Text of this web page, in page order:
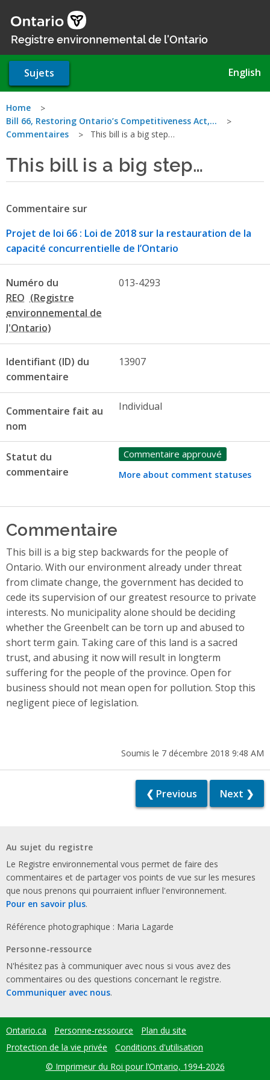
au
contenu
Registre environnemental de l'Ontario
Sujets English
Vous
êtes
ici
Home
Bill 66, Restoring Ontario’s Competitiveness Act,…
Commentaires
This bill is a big step…
This bill is a big step…
Commentaire sur
Projet de loi 66 : Loi de 2018 sur la restauration de la
capacité concurrentielle de l’Ontario
Numéro du
REO
013-4293
Identifiant (ID) du
commentaire
13907
Commentaire fait au
nom
Individual
Statut du
commentaire
Commentaire approuvé
More about comment statuses
Commentaire
This bill is a big step backwards for the people of
Ontario. With our environment already under threat
from climate change, the government has decided to
cede its supervision of our greatest resource to private
interests. No municipality alone should be deciding
whether the Greenbelt can be torn up and abused to
short term gain. Taking care of this land is a sacred
trust, and abusing it now will result in longterm
suffering for the people of the province. Open for
business should not mean open for pollution. Stop this
negligent piece of legislation.
Soumis le 7 décembre 2018 9:48 AM
❮ Previous Next ❯
Au sujet du registre
Le Registre environnemental vous permet de faire des
commentaires et de partager vos points de vue sur les mesures
que nous prenons qui pourraient influer l'environnement.
Pour en savoir plus.
Référence photographique : Maria Lagarde
Personne-ressource
N'hésitez pas à communiquer avec nous si vous avez des
commentaires ou des questions concernant le registre.
Communiquer avec nous.
Footer
menu
Ontario.ca Personne-ressource
Plan du site
Protection de la vie privée
Conditions d'utilisation
© Imprimeur du Roi pour l’Ontario, 1994-2026